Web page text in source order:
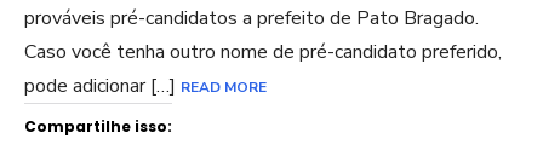
prováveis pré-candidatos a prefeito de Pato Bragado.
Caso você tenha outro nome de pré-candidato preferido,
pode adicionar […] READ MORE
Compartilhe isso: